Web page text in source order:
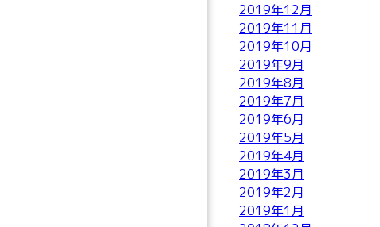
2019年12月
2019年11月
2019年10月
2019年9月
2019年8月
2019年7月
2019年6月
2019年5月
2019年4月
2019年3月
2019年2月
2019年1月